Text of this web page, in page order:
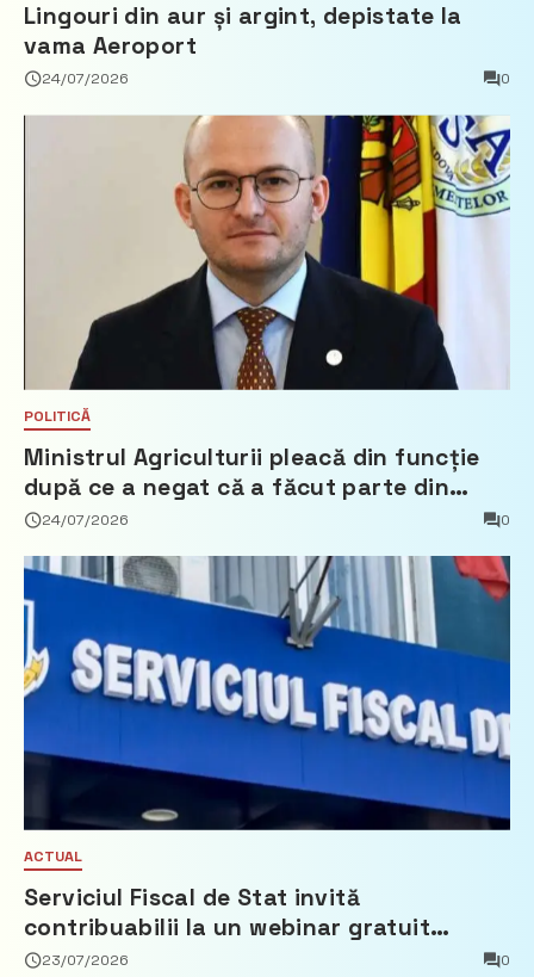
Lingouri din aur și argint, depistate la
vama Aeroport
24/07/2026 0
POLITICĂ
Ministrul Agriculturii pleacă din funcție
după ce a negat că a făcut parte din
Partidul Democrat
24/07/2026 0
ACTUAL
Serviciul Fiscal de Stat invită
contribuabilii la un webinar gratuit
privind calculul impozitului pe bunurile
23/07/2026 0